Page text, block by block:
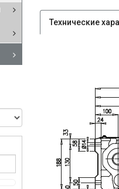
Технические